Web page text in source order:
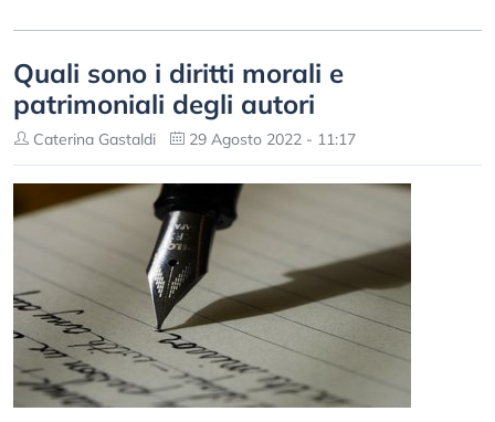
Quali sono i diritti morali e
patrimoniali degli autori
Caterina Gastaldi 29 Agosto 2022 - 11:17